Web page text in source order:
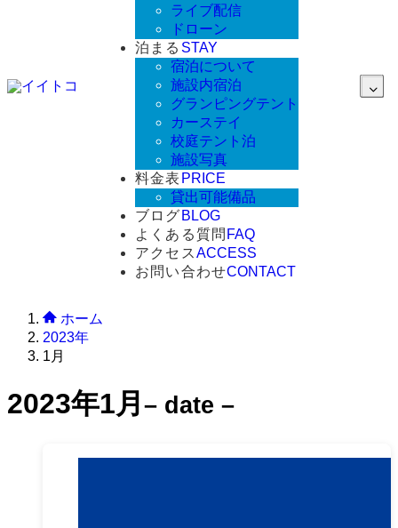
ライブ配信
ドローン
泊まる STAY
宿泊について
施設内宿泊
グランピングテント
カーステイ
校庭テント泊
施設写真
料金表 PRICE
貸出可能備品
ブログ BLOG
よくある質問 FAQ
アクセスACCESS
お問い合わせCONTACT
ホーム
2023年
1月
2023年1月 – date –